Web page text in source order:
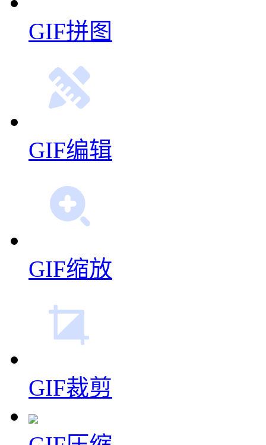
多图合成GIF
视频转GIF
GIF拼图
GIF编辑